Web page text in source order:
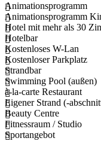
Animationsprogramm
Animationsprogramm
Hotel mit mehr als 30
Hotelbar
Kostenloses W-Lan
Kostenloser Parkplatz
Strandbar
Swimming Pool (außen)
à-la-carte Restaurant
Eigener Strand (-
Beauty Centre
Fitnessraum / Studio
Sportangebot